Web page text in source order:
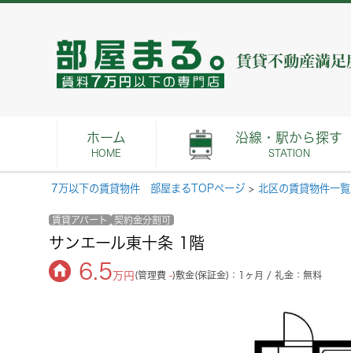
ホーム
HOME
沿線・駅から探す
STATION
7万以下の賃貸物件 部屋まるTOPページ > 北区の賃貸物件一覧
賃貸アパート 契約金分割可
サンエール東十条 1階
6.5 万円 (管理費 -)敷金(保証金)：1ヶ月 / 礼金：無料